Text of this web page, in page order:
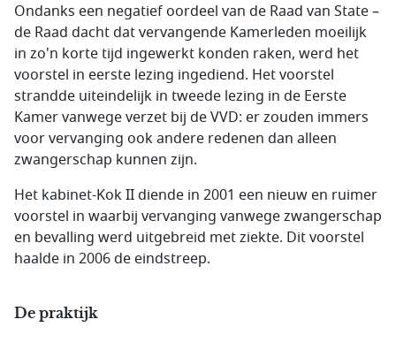
Ondanks een negatief oordeel van de Raad van State –
de Raad dacht dat vervangende Kamerleden moeilijk
in zo'n korte tijd ingewerkt konden raken, werd het
voorstel in eerste lezing ingediend. Het voorstel
strandde uiteindelijk in tweede lezing in de Eerste
Kamer vanwege verzet bij de VVD: er zouden immers
voor vervanging ook andere redenen dan alleen
zwangerschap kunnen zijn.
Het kabinet-Kok II diende in 2001 een nieuw en ruimer
voorstel in waarbij vervanging vanwege zwangerschap
en bevalling werd uitgebreid met ziekte. Dit voorstel
haalde in 2006 de eindstreep.
De praktijk